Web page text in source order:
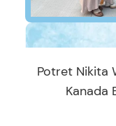
Potret Nikita
Kanada